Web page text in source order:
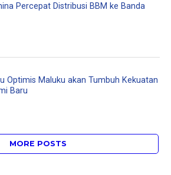
Percepat Distribusi BBM ke Banda
Optimis Maluku akan Tumbuh Kekuatan
Baru
MORE POSTS